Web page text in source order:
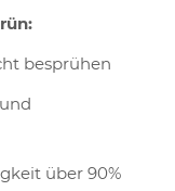
besprühen
über 90%